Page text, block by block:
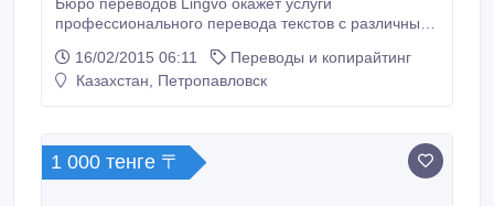
профессионального перевода текстов с различных
письменный перевод технических, медицинских,
юридических, таможенных и др. текстов. Перевод и
16/02/2015 06:11
Переводы и копирайтинг
Казахстан, Петропавловск
1 000 тенге 〒